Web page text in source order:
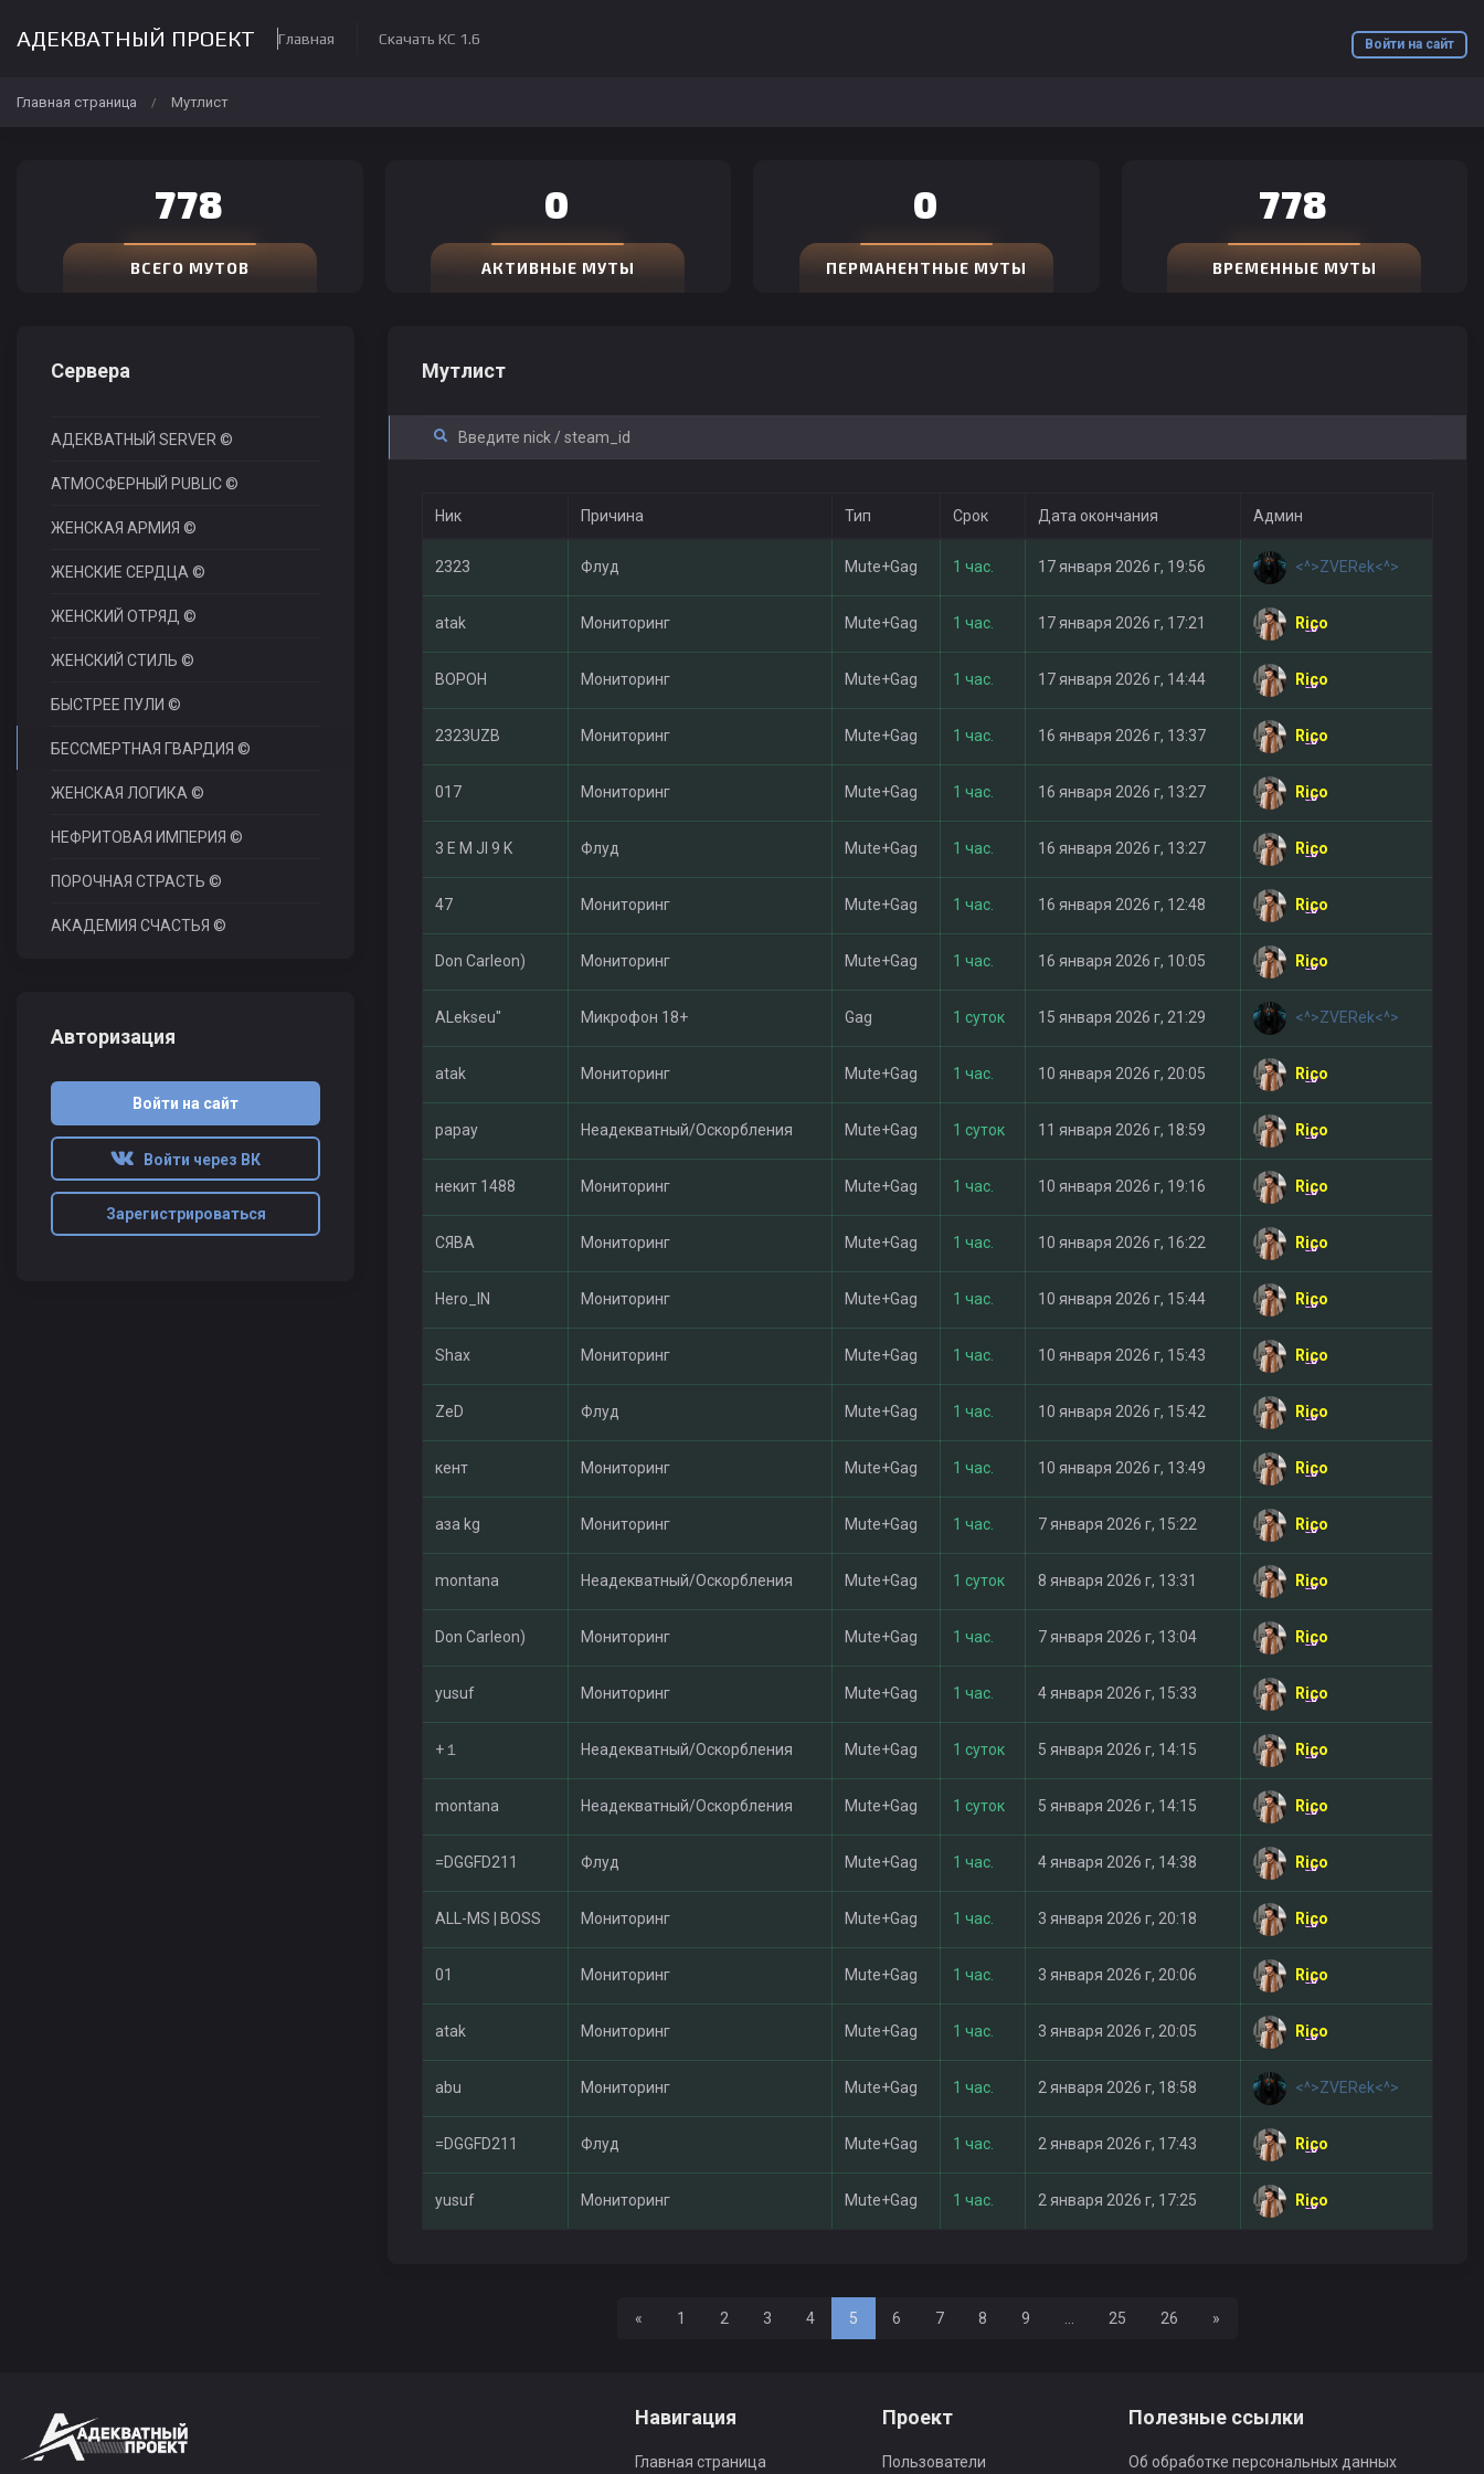
Войти на сайт
АДЕКВАТНЫЙ ПРОЕКТ Главная Скачать КС 1.6
Главная страница / Мутлист
778
ВСЕГО МУТОВ
0
АКТИВНЫЕ МУТЫ
0
ПЕРМАНЕНТНЫЕ МУТЫ
778
ВРЕМЕННЫЕ МУТЫ
Мутлист
Ник Причина Тип Срок Дата окончания Админ
2323 Флуд Mute+Gag 1 час. 17 января 2026 г, 19:56 <^>ZVERek<^>
atak Мониторинг Mute+Gag 1 час. 17 января 2026 г, 17:21 Rico
ВОРОН Мониторинг Mute+Gag 1 час. 17 января 2026 г, 14:44 Rico
2323UZB Мониторинг Mute+Gag 1 час. 16 января 2026 г, 13:37 Rico
017 Мониторинг Mute+Gag 1 час. 16 января 2026 г, 13:27 Rico
3 E M JI 9 K Флуд Mute+Gag 1 час. 16 января 2026 г, 13:27 Rico
47 Мониторинг Mute+Gag 1 час. 16 января 2026 г, 12:48 Rico
Don Carleon) Мониторинг Mute+Gag 1 час. 16 января 2026 г, 10:05 Rico
ALekseu'' Микрофон 18+ Gag 1 суток 15 января 2026 г, 21:29 <^>ZVERek<^>
atak Мониторинг Mute+Gag 1 час. 10 января 2026 г, 20:05 Rico
papay Неадекватный/Оскорбления Mute+Gag 1 суток 11 января 2026 г, 18:59 Rico
некит 1488 Мониторинг Mute+Gag 1 час. 10 января 2026 г, 19:16 Rico
СЯВА Мониторинг Mute+Gag 1 час. 10 января 2026 г, 16:22 Rico
Hero_IN Мониторинг Mute+Gag 1 час. 10 января 2026 г, 15:44 Rico
Shax Мониторинг Mute+Gag 1 час. 10 января 2026 г, 15:43 Rico
ZeD Флуд Mute+Gag 1 час. 10 января 2026 г, 15:42 Rico
кент Мониторинг Mute+Gag 1 час. 10 января 2026 г, 13:49 Rico
аза kg Мониторинг Mute+Gag 1 час. 7 января 2026 г, 15:22 Rico
montana Неадекватный/Оскорбления Mute+Gag 1 суток 8 января 2026 г, 13:31 Rico
Don Carleon) Мониторинг Mute+Gag 1 час. 7 января 2026 г, 13:04 Rico
yusuf Мониторинг Mute+Gag 1 час. 4 января 2026 г, 15:33 Rico
+１ Неадекватный/Оскорбления Mute+Gag 1 суток 5 января 2026 г, 14:15 Rico
montana Неадекватный/Оскорбления Mute+Gag 1 суток 5 января 2026 г, 14:15 Rico
=DGGFD211 Флуд Mute+Gag 1 час. 4 января 2026 г, 14:38 Rico
ALL-MS | BOSS Мониторинг Mute+Gag 1 час. 3 января 2026 г, 20:18 Rico
01 Мониторинг Mute+Gag 1 час. 3 января 2026 г, 20:06 Rico
atak Мониторинг Mute+Gag 1 час. 3 января 2026 г, 20:05 Rico
abu Мониторинг Mute+Gag 1 час. 2 января 2026 г, 18:58 <^>ZVERek<^>
=DGGFD211 Флуд Mute+Gag 1 час. 2 января 2026 г, 17:43 Rico
yusuf Мониторинг Mute+Gag 1 час. 2 января 2026 г, 17:25 Rico
« Назад1 2 3 4 5 6 7 8 9 25 26 »
Сервера
АДЕКВАТНЫЙ SERVER ©
АТМОСФЕРНЫЙ PUBLIC ©
ЖЕНСКАЯ АРМИЯ ©
ЖЕНСКИЕ СЕРДЦА ©
ЖЕНСКИЙ ОТРЯД ©
ЖЕНСКИЙ СТИЛЬ ©
БЫСТРЕЕ ПУЛИ ©
БЕССМЕРТНАЯ ГВАРДИЯ ©
ЖЕНСКАЯ ЛОГИКА ©
НЕФРИТОВАЯ ИМПЕРИЯ ©
ПОРОЧНАЯ СТРАСТЬ ©
АКАДЕМИЯ СЧАСТЬЯ ©
Авторизация
Войти на сайт
Войти через ВК
Зарегистрироваться
Навигация
Главная страница
Проект
Пользователи
Полезные ссылки
Об обработке персональных данных